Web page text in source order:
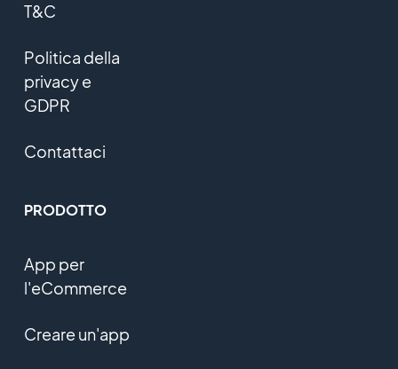
T&C
Politica della
privacy e
GDPR
Contattaci
PRODOTTO
App per
l'eCommerce
Creare un'app